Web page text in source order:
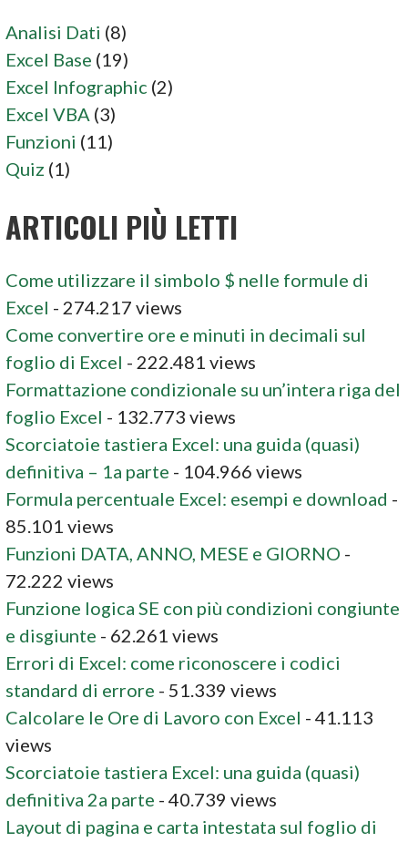
Analisi Dati (8)
Excel Base (19)
Excel Infographic (2)
Excel VBA (3)
Funzioni (11)
Quiz (1)
ARTICOLI PIÙ LETTI
Come utilizzare il simbolo $ nelle formule di
Excel - 274.217 views
Come convertire ore e minuti in decimali sul
foglio di Excel - 222.481 views
Formattazione condizionale su un’intera riga del
foglio Excel - 132.773 views
Scorciatoie tastiera Excel: una guida (quasi)
definitiva – 1a parte - 104.966 views
Formula percentuale Excel: esempi e download -
85.101 views
Funzioni DATA, ANNO, MESE e GIORNO -
72.222 views
Funzione logica SE con più condizioni congiunte
e disgiunte - 62.261 views
Errori di Excel: come riconoscere i codici
standard di errore - 51.339 views
Calcolare le Ore di Lavoro con Excel - 41.113
views
Scorciatoie tastiera Excel: una guida (quasi)
definitiva 2a parte - 40.739 views
Layout di pagina e carta intestata sul foglio di